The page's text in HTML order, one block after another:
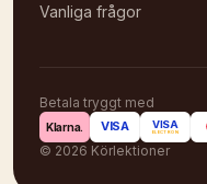
Vanliga frågor
© 2026 Körlektioner
Betala tryggt med
Klarna. VISA VISA
ELECTRON